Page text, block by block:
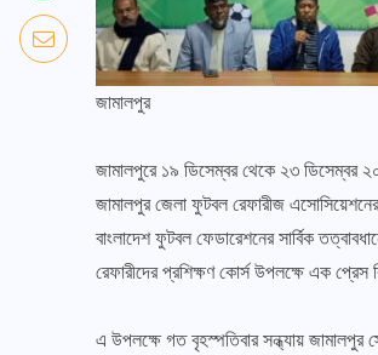
জামালপুর
জামালপুরে ১৯ ডিসেম্বর থেকে ২৩ ডিসেম্বর
জামালপুর জেলা ফুটবল রেফারীজ
বাংলাদেশ ফুটবল ফেডারেশনের সার্বিক
রেফারীদের প্রশিক্ষণ কোর্স উপলক্ষে এক প্রেস
এ উপলক্ষে গত বৃহস্পতিবার সন্ধ্যায় জামালপুর